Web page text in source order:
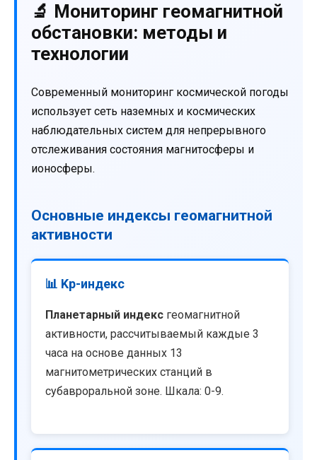
🔬 Мониторинг геомагнитной
обстановки: методы и
технологии
Современный мониторинг космической погоды
использует сеть наземных и космических
наблюдательных систем для непрерывного
отслеживания состояния магнитосферы и
ионосферы.
Основные индексы геомагнитной
активности
📊 Kp-индекс
Планетарный индекс геомагнитной
активности, рассчитываемый каждые 3
часа на основе данных 13
магнитометрических станций в
субавроральной зоне. Шкала: 0-9.